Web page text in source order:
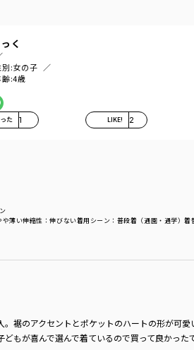
く
:女の子
齢:4歳
た 1 LIKE! 2
や薄い伸縮性 ：伸びない着用シーン ：普段着（通園・通学）着
。裾のアクセントとポケットのハートの形が可
もが喜んで選んで着ているので買って良かった
と様々なシーンでお使いいただけるので色違
パンツ！